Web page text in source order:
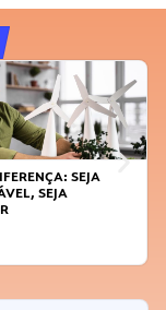
SEJA
SEJA